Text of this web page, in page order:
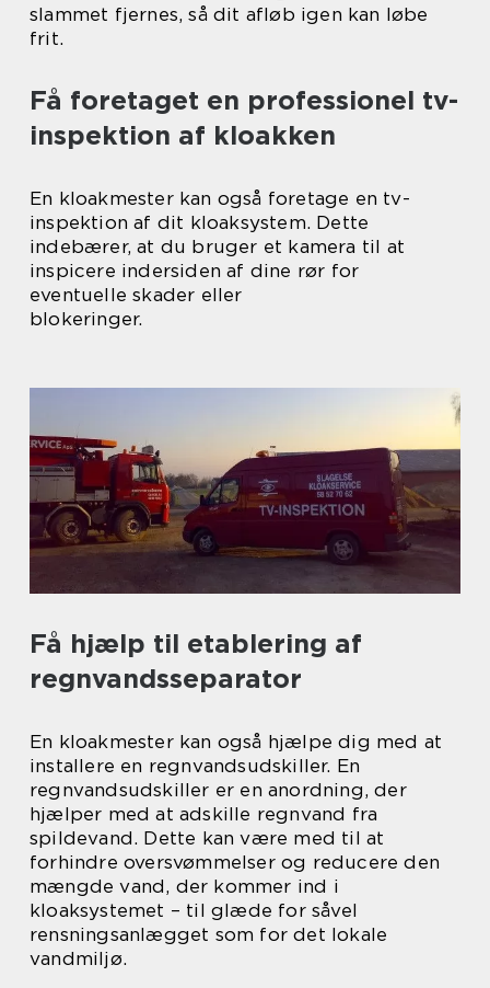
slammet fjernes, så dit afløb igen kan løbe
frit.
Få foretaget en professionel tv-
inspektion af kloakken
En kloakmester kan også foretage en tv-
inspektion af dit kloaksystem. Dette
indebærer, at du bruger et kamera til at
inspicere indersiden af dine rør for
eventuelle skader eller
blokeringer.
Få hjælp til etablering af
regnvandsseparator
En kloakmester kan også hjælpe dig med at
installere en regnvandsudskiller. En
regnvandsudskiller er en anordning, der
hjælper med at adskille regnvand fra
spildevand. Dette kan være med til at
forhindre oversvømmelser og reducere den
mængde vand, der kommer ind i
kloaksystemet – til glæde for såvel
rensningsanlægget som for det lokale
vandmiljø.